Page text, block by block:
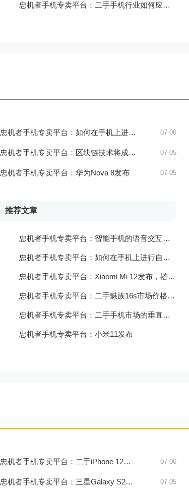
忠机者手机专卖平台：二手手机行业如何应对生态系统的要求
忠机者手机专卖平台：如何在手机上进行旅游规划？ 07-06
忠机者手机专卖平台：区块链技术将成为手机行业的新的趋势 07-05
忠机者手机专卖平台：华为Nova 8发布 07-05
推荐文章
忠机者手机专卖平台：智能手机的语音交互功能
忠机者手机专卖平台：如何在手机上进行自我提升？
忠机者手机专卖平台：Xiaomi Mi 12发布，搭载更为出色的相机和处理器
忠机者手机专卖平台：二手魅族16s市场价格持续波动
忠机者手机专卖平台：二手手机市场的垂直领域拓展
忠机者手机专卖平台：小米11发布
忠机者手机专卖平台：二手iPhone 12市场价格稳中有升 07-06
忠机者手机专卖平台：三星Galaxy S21系列市场价格持续下跌 07-05